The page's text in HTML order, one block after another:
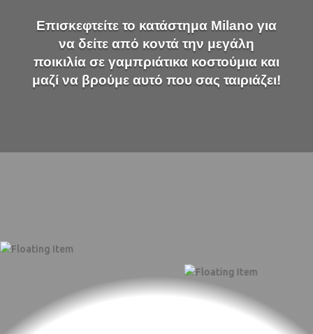
Επισκεφτείτε το κατάστημα Milano για
να δείτε από κοντά την μεγάλη
ποικιλία σε γαμπριάτικα κοστούμια και
μαζί να βρούμε αυτό που σας ταιριάζει!